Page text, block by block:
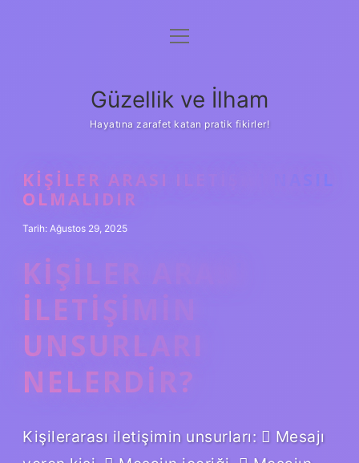
Anasayfa
Yasal Uyarı
menüyü
Güzellik ve İlham
Hayatına zarafet katan pratik fikirler!
KIŞILER ARASI ILETIŞIM NASIL
OLMALIDIR
Tarih: Ağustos 29, 2025
KIŞILER ARASI
ILETIŞIMIN
UNSURLARI
NELERDIR?
Kişilerarası iletişimin unsurları:  Mesajı